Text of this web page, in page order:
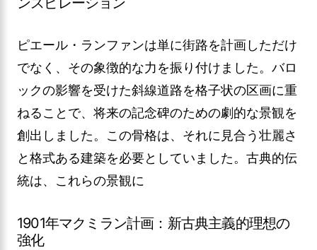
ピエール・ランファンは単に街路を計画しただけ
でなく、その象徴的な力を振り付けました。バロ
ックの影響を受けた斜線道路を格子状の区画に重
ねることで、将来の記念碑のための劇的な景観を
創出しました。この骨格は、それに見合う壮麗さ
と格式ある建築を必要としていました。古典的伝
統は、これらの景観に
1901年マクミラン計画：新古典主義的理想の
強化